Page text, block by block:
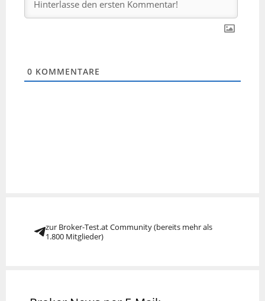
0 KOMMENTARE
zur Broker-Test.at Community (bereits mehr als
1.800 Mitglieder)